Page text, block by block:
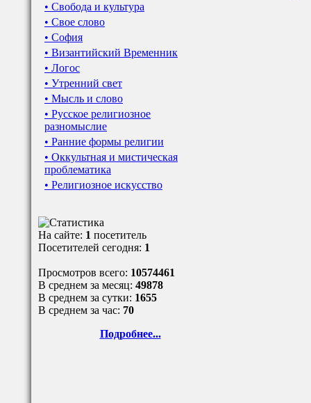
• Свобода и культура
• Свое слово
• София
• Византийский Временник
• Логос
• Утренний свет
• Мысль и слово
• Русское религиозное
разномыслие
• Ранние формы религии
• Оккультная и мистическая
проблематика
• Религиозное искусство
На сайте: 1 посетитель
Посетителей сегодня: 1
Просмотров всего: 10574461
В среднем за месяц: 49878
В среднем за сутки: 1655
В среднем за час: 70
Подробнее...